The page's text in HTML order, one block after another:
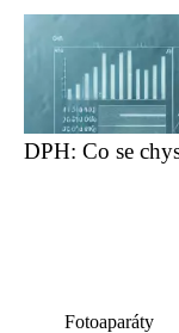
DPH: Co se
Fotoaparáty